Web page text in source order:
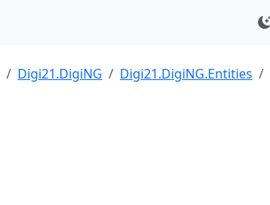
Digi21.DigiNG Digi21.DigiNG.Entities